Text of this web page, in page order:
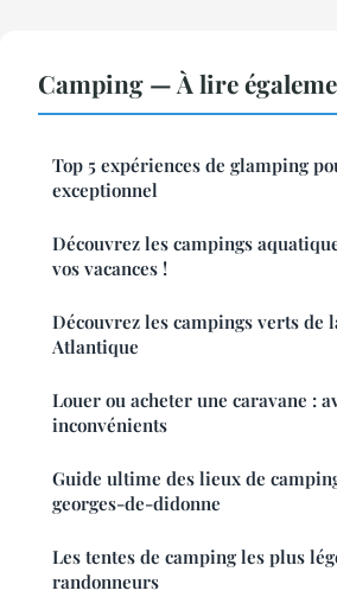
Camping — À lire
Top 5 expériences de glamping
exceptionnel
Découvrez les campings
vos vacances !
Découvrez les campings verts de
Atlantique
Louer ou acheter une caravane :
inconvénients
Guide ultime des lieux de
georges-de-didonne
Les tentes de camping les plus
randonneurs